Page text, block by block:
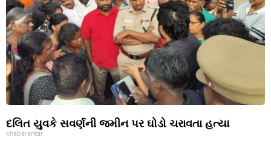
દલિત યુવકે સવર્ણની જમીન પર ઘોડો ચરાવતા હત્યા
khabarantar